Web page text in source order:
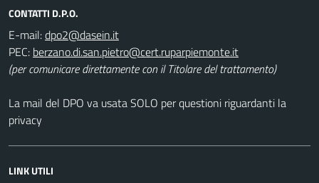
CONTATTI D.P.O.
E-mail:
PEC:
(per comunicare direttamente con il Titolare del trattamento)
La mail del DPO va usata SOLO per questioni riguardanti la
privacy
LINK UTILI